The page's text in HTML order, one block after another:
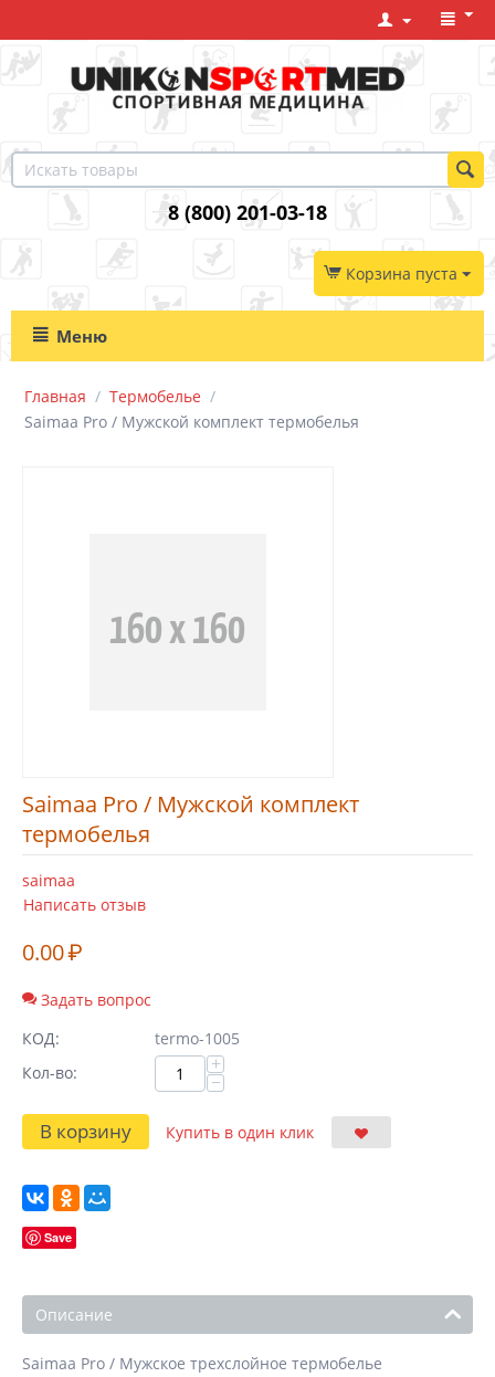
8 (800) 201-03-18
Корзина пуста
Меню
Главная / Термобелье /
Saimaa Pro / Мужской комплект термобелья
Saimaa Pro / Мужской комплект
термобелья
saimaa
Написать отзыв
0.00₽
Задать вопрос
КОД:
termo-1005
Кол-во:
+
−
В корзину Купить в один клик
Save
Описание
Saimaa Pro / Мужское трехслойное термобелье